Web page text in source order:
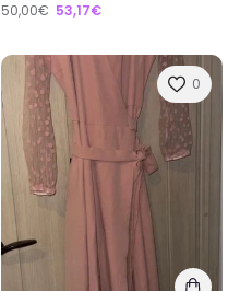
50,00€ 53,17€
0